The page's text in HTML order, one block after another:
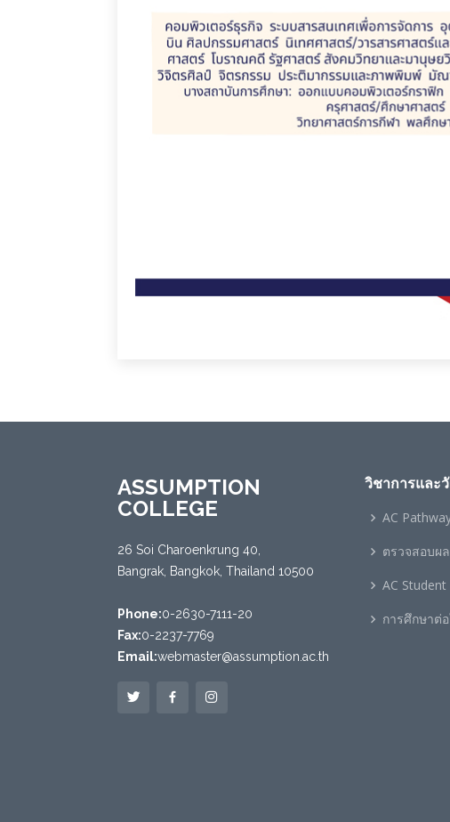
ASSUMPTION
COLLEGE
26 Soi Charoenkrung 40,
Bangrak, Bangkok, Thailand 10500
Phone:0-2630-7111-20
Fax:0-2237-7769
Email:webmaster@assumption.ac.th
วิชาการและ
AC
ตรวจสอบผ
AC Student
การศึกษาต่